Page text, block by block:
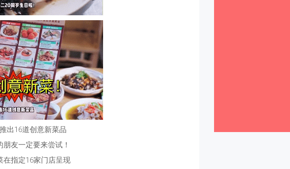
出16道创意新菜品
友一定要来尝试！
在指定16家门店呈现